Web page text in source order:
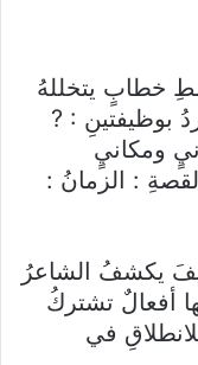
خطابٍ يتخللهُ
: ?
ومكانيٍ
: الزمانُ :
يكشفُ الشاعرُ
أفعالٌ تشتركُ
في